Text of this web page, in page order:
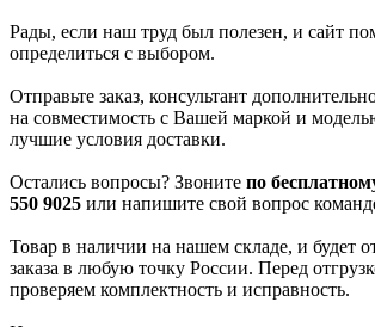
Рады, если наш труд был полезен, и сайт
определиться с выбором.
Отправьте заказ, консультант
на совместимость с Вашей маркой и
лучшие условия доставки.
Остались вопросы? Звоните по
550 9025 или напишите свой вопрос
Товар в наличии на нашем складе, и будет
заказа в любую точку России. Перед
проверяем комплектность и исправность.